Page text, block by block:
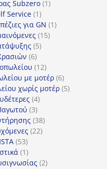
προϊόντα
Subzero 11
Service 11
προϊόν
για GN 11
1515
55
66
προϊόντα
1212
προϊόντα
με μοτέρ 66
προϊόντα
χωρίς μοτέρ 55
44
προϊόντα
33
προϊόντα
3838
προϊόντα
2222
5353
προϊόντα
11
προϊόν
22